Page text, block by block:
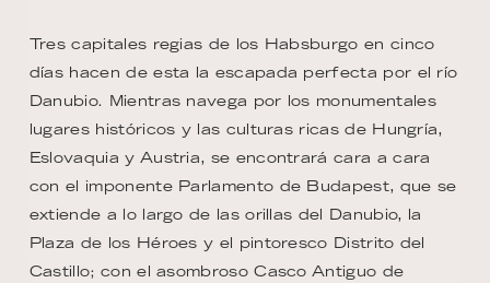
Tres capitales regias de los Habsburgo en cinco
días hacen de esta la escapada perfecta por el río
Danubio. Mientras navega por los monumentales
lugares históricos y las culturas ricas de Hungría,
Eslovaquia y Austria, se encontrará cara a cara
con el imponente Parlamento de Budapest, que se
extiende a lo largo de las orillas del Danubio, la
Plaza de los Héroes y el pintoresco Distrito del
Castillo; con el asombroso Casco Antiguo de